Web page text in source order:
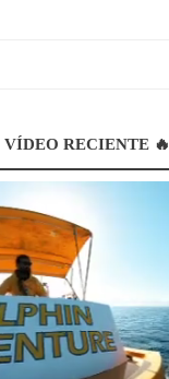
VÍDEO RECIENTE 🔥